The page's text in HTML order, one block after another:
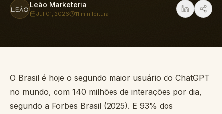
Leão Marketeria
Jul 01, 2026 11 min leitura
O Brasil é hoje o segundo maior usuário do ChatGPT
no mundo, com 140 milhões de interações por dia,
segundo a Forbes Brasil (2025). E 93% dos